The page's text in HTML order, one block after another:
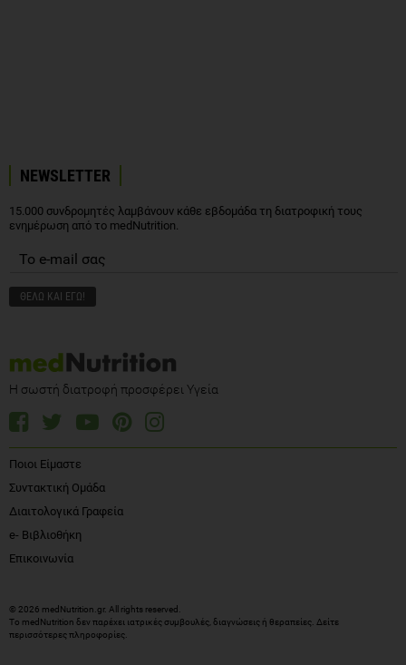
NEWSLETTER
15.000 συνδρομητές λαμβάνουν κάθε εβδομάδα τη διατροφική τους
ενημέρωση από το medNutrition.
Η σωστή διατροφή προσφέρει Υγεία
Ποιοι Είμαστε
Συντακτική Ομάδα
Διαιτολογικά Γραφεία
e- Βιβλιοθήκη
Επικοινωνία
© 2026 medNutrition.gr. All rights reserved.
Το medNutrition δεν παρέχει ιατρικές συμβουλές, διαγνώσεις ή θεραπείες. Δείτε
περισσότερες πληροφορίες